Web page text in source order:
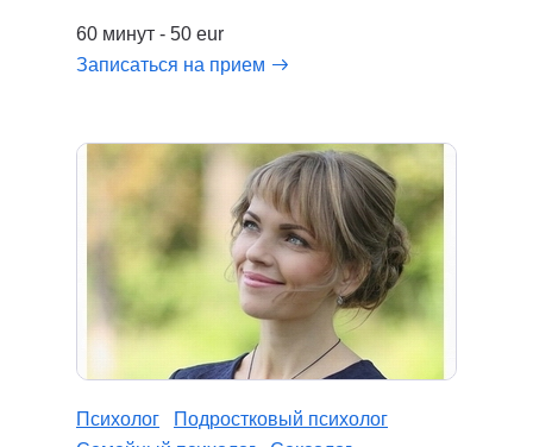
60 минут - 50 eur
Записаться на прием
Психолог
Подростковый психолог